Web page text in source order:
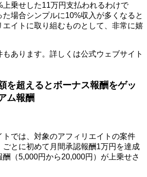
上乗せした11万円支払われるわけで
場合シンプルに10%収入が多くなると
エイトに取り組むものとして、非常に嬉
あります。詳しくは公式ウェブサイト
を超えるとボーナス報酬をゲッ
ム報酬
トでは、対象のアフィリエイトの案件
ごとに初めて月間承認報酬1万円を達成
（5,000円から20,000円）が上乗せさ